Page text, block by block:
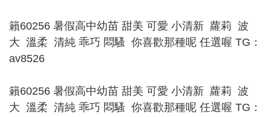
籟60256 暑假高中幼苗 甜美 可愛 小清新 蘿莉 波
大 溫柔 清純 乖巧 悶騷 你喜歡那種呢 任選喔 TG：
av8526
籟60256 暑假高中幼苗 甜美 可愛 小清新 蘿莉 波
大 溫柔 清純 乖巧 悶騷 你喜歡那種呢 任選喔 TG：